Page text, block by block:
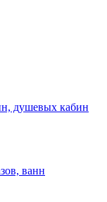
душевых кабин
ванн